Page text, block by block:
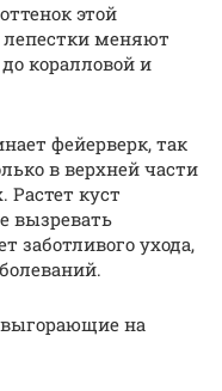
этой
меняют
коралловой и
фейерверк, так
в верхней части
Растет куст
вызревать
заботливого ухода,
на